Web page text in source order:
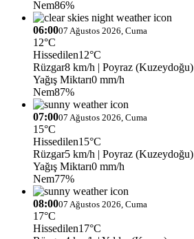
Nem86%
06:0007 Ağustos 2026, Cuma
12°C
Hissedilen12°C
Rüzgar8 km/h | Poyraz (Kuzeydoğu)
Yağış Miktarı0 mm/h
Nem87%
07:0007 Ağustos 2026, Cuma
15°C
Hissedilen15°C
Rüzgar5 km/h | Poyraz (Kuzeydoğu)
Yağış Miktarı0 mm/h
Nem77%
08:0007 Ağustos 2026, Cuma
17°C
Hissedilen17°C